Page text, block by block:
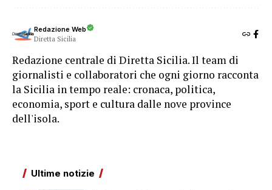
Redazione Web
Diretta Sicilia
Redazione centrale di Diretta Sicilia. Il team di
giornalisti e collaboratori che ogni giorno racconta
la Sicilia in tempo reale: cronaca, politica,
economia, sport e cultura dalle nove province
dell'isola.
Ultime notizie